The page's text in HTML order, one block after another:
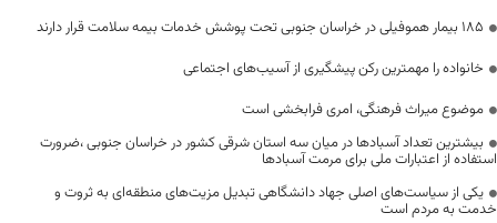
۱۸۵ بیمار هموفیلی در خراسان جنوبی تحت پوشش خدمات بیمه سلامت قرار دارند
خانواده را مهمترین رکن پیشگیری از آسیب‌های اجتماعی
موضوع میراث فرهنگی، امری فرابخشی است
بیشترین تعداد آسبادها در میان سه استان شرقی کشور در خراسان جنوبی ،ضرورت
استفاده از اعتبارات ملی برای مرمت آسبادها
یکی از سیاست‌های اصلی جهاد دانشگاهی تبدیل مزیت‌های منطقه‌ای به ثروت و
خدمت به مردم است